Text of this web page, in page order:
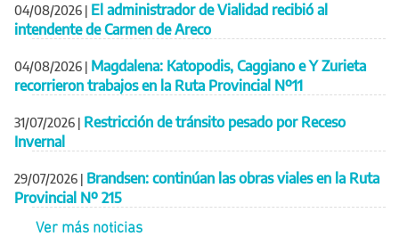
04/08/2026 | El administrador de Vialidad recibió al
intendente de Carmen de Areco
04/08/2026 | Magdalena: Katopodis, Caggiano e Y Zurieta
recorrieron trabajos en la Ruta Provincial Nº11
31/07/2026 | Restricción de tránsito pesado por Receso
Invernal
29/07/2026 | Brandsen: continúan las obras viales en la Ruta
Provincial Nº 215
Ver más noticias